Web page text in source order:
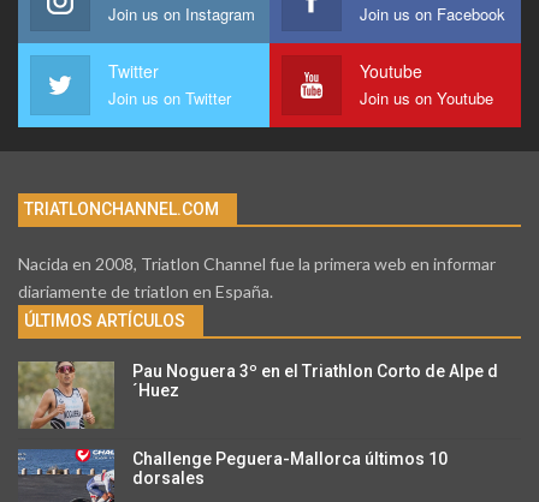
Join us on Instagram Join us on Facebook
Twitter
Join us on Twitter
Youtube
Join us on Youtube
TRIATLONCHANNEL.COM
Nacida en 2008, Triatlon Channel fue la primera web en informar
diariamente de triatlon en España.
ÚLTIMOS ARTÍCULOS
Pau Noguera 3º en el Triathlon Corto de Alpe d
´Huez
Challenge Peguera-Mallorca últimos 10
dorsales